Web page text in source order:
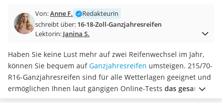
Marderschreck
Wagenheber 3t
AGM-Batterie Wohnmobil
Thule-Fahrradträger
FM-Transmitter
Sommerreifen 205/55 R16
Autobatterie-Ladegerät
Starthilfe mit Kompressor
Von:Anne F.
Redakteurin
schreibt über: 16-18-Zoll-Ganzjahresreifen
Lektorin: Janina S.
Haben Sie keine Lust mehr auf zwei Reifenwechsel im Jahr,
können Sie bequem aufGanzjahresreifen umsteigen. 215/70-
R16-Ganzjahresreifen sind für alle Wetterlagen geeignet und
ermöglichen Ihnen laut gängigen Online-Tests das gesamte
Jahr über ein angenehmes Fahrerlebnis. Besitzen die Reifen